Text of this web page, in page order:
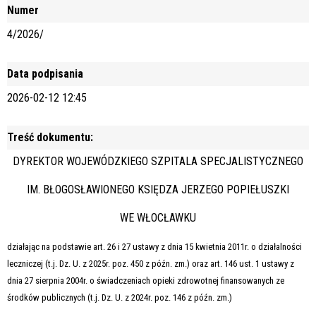
Numer
4/2026/
Data podpisania
2026-02-12 12:45
Treść dokumentu:
DYREKTOR WOJEWÓDZKIEGO SZPITALA SPECJALISTYCZNEGO
IM. BŁOGOSŁAWIONEGO KSIĘDZA JERZEGO POPIEŁUSZKI
WE WŁOCŁAWKU
działając na podstawie art. 26 i 27 ustawy z dnia 15 kwietnia 2011r. o działalności
leczniczej (t.j. Dz. U. z 2025r. poz. 450 z późn. zm.) oraz art. 146 ust. 1 ustawy z
dnia 27 sierpnia 2004r. o świadczeniach opieki zdrowotnej finansowanych ze
środków publicznych (t.j. Dz. U. z 2024r. poz. 146 z późn. zm.)